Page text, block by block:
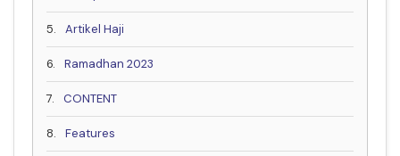
5. Artikel Haji
6. Ramadhan 2023
7. CONTENT
8. Features